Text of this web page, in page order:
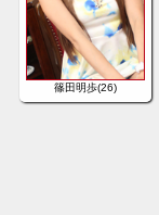
篠田明歩(26)